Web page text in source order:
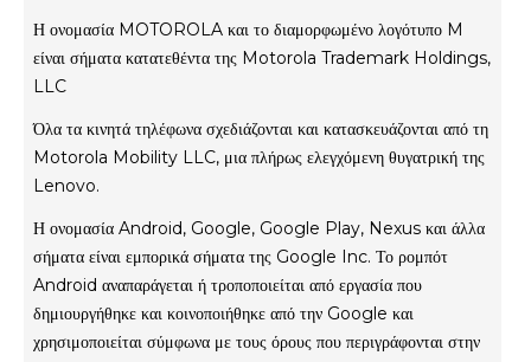
Website Privacy
Innovation
Файли cookie
Η ονομασία MOTOROLA και το διαμορφωμένο λογότυπο M
είναι σήματα κατατεθέντα της Motorola Trademark Holdings,
LLC
Όλα τα κινητά τηλέφωνα σχεδιάζονται και κατασκευάζονται από τη
Motorola Mobility LLC, μια πλήρως ελεγχόμενη θυγατρική της
Lenovo.
Η ονομασία Android, Google, Google Play, Nexus και άλλα
σήματα είναι εμπορικά σήματα της Google Inc. Το ρομπότ
Android αναπαράγεται ή τροποποιείται από εργασία που
δημιουργήθηκε και κοινοποιήθηκε από την Google και
χρησιμοποιείται σύμφωνα με τους όρους που περιγράφονται στην